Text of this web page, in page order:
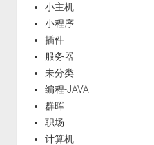
小主机
小程序
插件
服务器
未分类
编程-JAVA
群晖
职场
计算机